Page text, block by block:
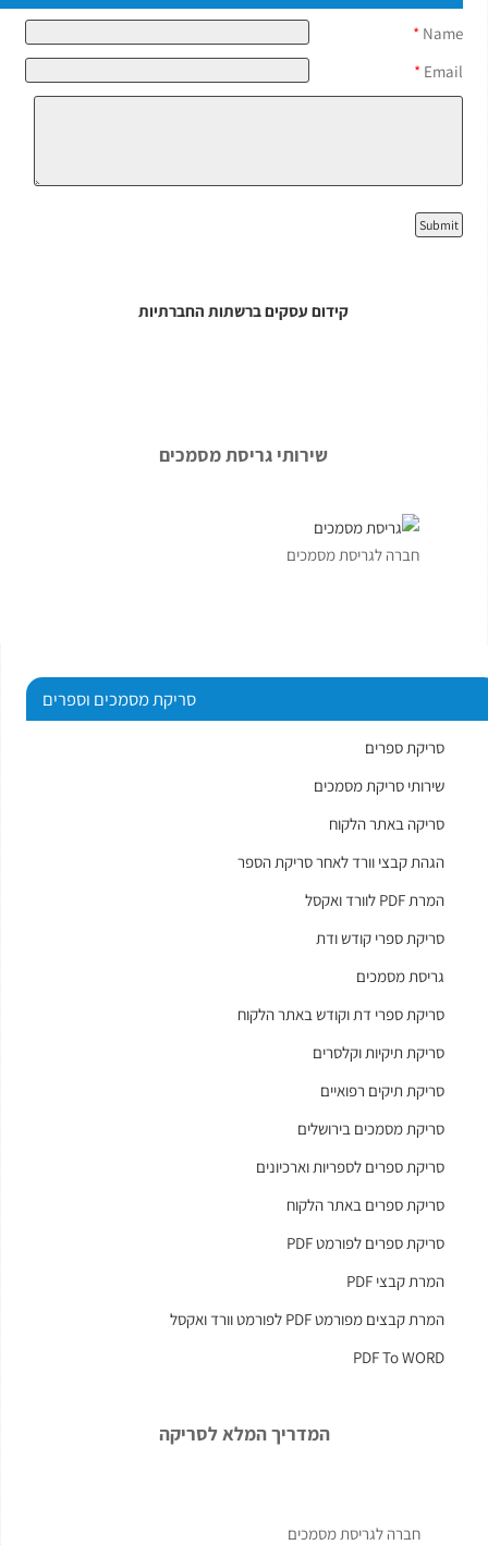
Name
*
Email
*
קידום עסקים ברשתות החברתיות
שירותי גריסת מסמכים
חברה לגריסת מסמכים
סריקת מסמכים וספרים
סריקת ספרים
שירותי סריקת מסמכים
סריקה באתר הלקוח
הגהת קבצי וורד לאחר סריקת הספר
המרת PDF לוורד ואקסל
סריקת ספרי קודש ודת
גריסת מסמכים
סריקת ספרי דת וקודש באתר הלקוח
סריקת תיקיות וקלסרים
סריקת תיקים רפואיים
סריקת מסמכים בירושלים
סריקת ספרים לספריות וארכיונים
סריקת ספרים באתר הלקוח
סריקת ספרים לפורמט PDF
המרת קבצי PDF
המרת קבצים מפורמט PDF לפורמט וורד ואקסל
PDF To WORD
המדריך המלא לסריקה
חברה לגריסת מסמכים